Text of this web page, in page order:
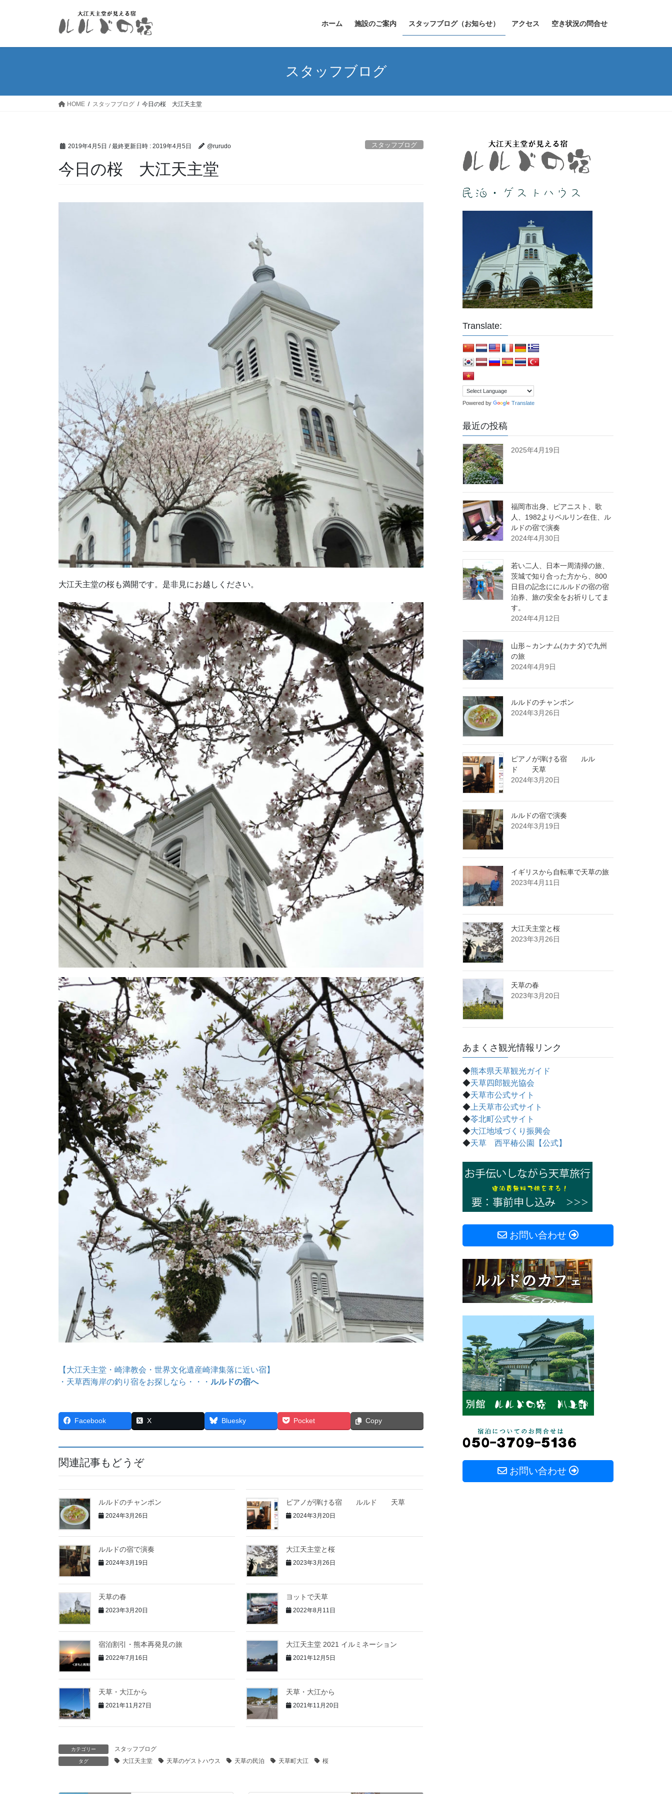
ホーム 施設のご案内 スタッフブログ（お知らせ） アクセス 空き状況の問合せ
スタッフブログ
HOME スタッフブログ 今日の桜 大江天主堂
2019年4月5日 / 最終更新日時 : 2019年4月5日 @rurudo スタッフブログ
今日の桜 大江天主堂
大江天主堂の桜も満開です。是非見にお越しください。
【大江天主堂・崎津教会・世界文化遺産崎津集落に近い宿】
・天草西海岸の釣り宿をお探しなら・・・ ルルドの宿へ
Facebook X Bluesky Pocket Copy
関連記事もどうぞ
ルルドのチャンポン
2024年3月26日
ピアノが弾ける宿 ルルド 天草
2024年3月20日
ルルドの宿で演奏
2024年3月19日
大江天主堂と桜
2023年3月26日
天草の春
2023年3月20日
ヨットで天草
2022年8月11日
宿泊割引・熊本再発見の旅
2022年7月16日
大江天主堂 2021 イルミネーション
2021年12月5日
天草・大江から
2021年11月27日
天草・大江から
2021年11月20日
カテゴリー スタッフブログ
タグ 大江天主堂 天草のゲストハウス 天草の民泊 天草町大江 桜
Translate:
Powered by Translate
最近の投稿
2025年4月19日
福岡市出身、ピアニスト、歌
人、1982よりベルリン在住、ル
ルドの宿で演奏
2024年4月30日
若い二人、日本一周清掃の旅、
茨城で知り合った方から、800
日目の記念ににルルドの宿の宿
泊券、旅の安全をお祈りしてま
す。
2024年4月12日
山形～カンナム(カナダ)で九州
の旅
2024年4月9日
ルルドのチャンポン
2024年3月26日
ピアノが弾ける宿 ルル
ド 天草
2024年3月20日
ルルドの宿で演奏
2024年3月19日
イギリスから自転車で天草の旅
2023年4月11日
大江天主堂と桜
2023年3月26日
天草の春
2023年3月20日
あまくさ観光情報リンク
◆熊本県天草観光ガイド
◆天草四郎観光協会
◆天草市公式サイト
◆上天草市公式サイト
◆苓北町公式サイト
◆大江地域づくり振興会
◆天草 西平椿公園【公式】
お問い合わせ
お問い合わせ